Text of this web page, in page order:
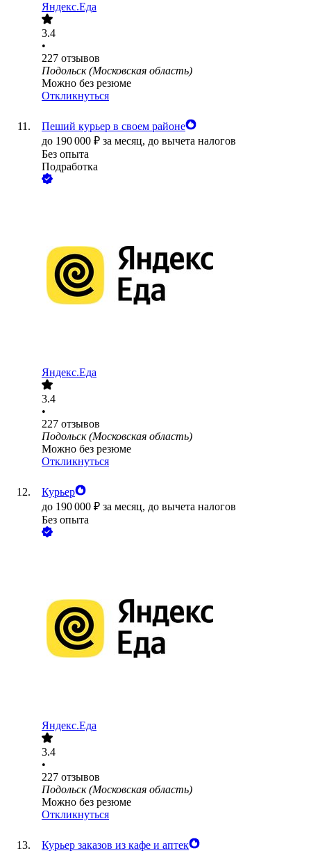
Яндекс.Еда
3.4
•
227 отзывов
Подольск (Московская область)
Можно без резюме
Откликнуться
Пеший курьер в своем районе
до 190 000 ₽ за месяц, до вычета налогов
Без опыта
Подработка
Яндекс.Еда
3.4
•
227 отзывов
Подольск (Московская область)
Можно без резюме
Откликнуться
Курьер
до 190 000 ₽ за месяц, до вычета налогов
Без опыта
Яндекс.Еда
3.4
•
227 отзывов
Подольск (Московская область)
Можно без резюме
Откликнуться
Курьер заказов из кафе и аптек